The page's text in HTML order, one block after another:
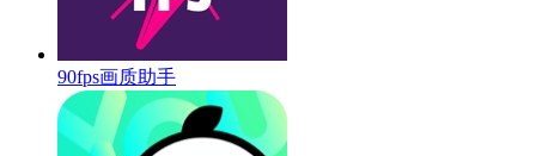
90fps画质助手